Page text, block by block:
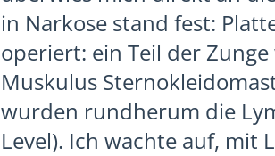
in Narkose stand fest:
operiert: ein Teil der
Muskulus
wurden rundherum die
Level). Ich wachte auf, mit